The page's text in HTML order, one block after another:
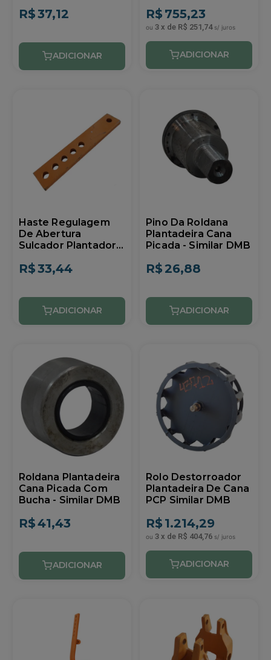
CANA SIMILAR DMB
R$37,12 R$ 755,23
3 x de R$ 251,74
Haste Regulagem
De Abertura
Sulcador Plantadora
R$33,44
Pino Da Roldana
Plantadeira Cana
Picada - Similar DMB
R$26,88
Roldana Plantadeira
Cana Picada Com
Bucha - Similar DMB
R$41,43
Rolo Destorroador
Plantadeira De Cana
PCP Similar DMB
R$ 1.214,29
3 x de R$ 404,76